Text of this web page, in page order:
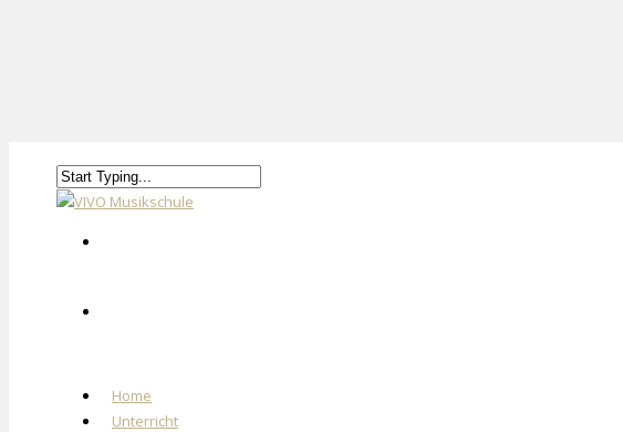
Home
Unterricht